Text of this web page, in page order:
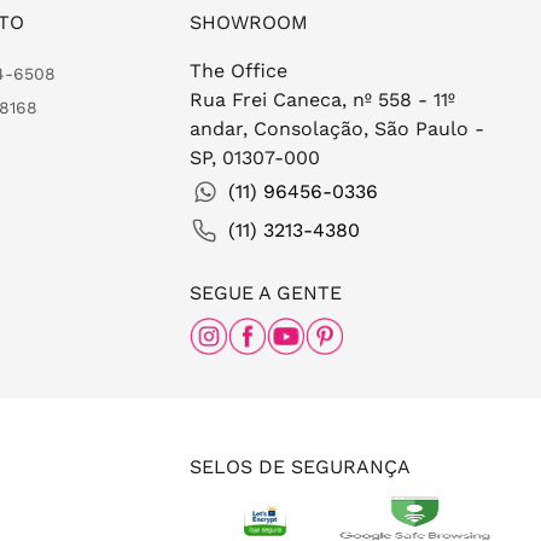
6508
SHOWROOM
The Office
Rua Frei Caneca, nº 558 - 11º
andar, Consolação, São Paulo -
SP, 01307-000
(11) 96456-0336
(11) 3213-4380
SEGUE A GENTE
SELOS DE SEGURANÇA